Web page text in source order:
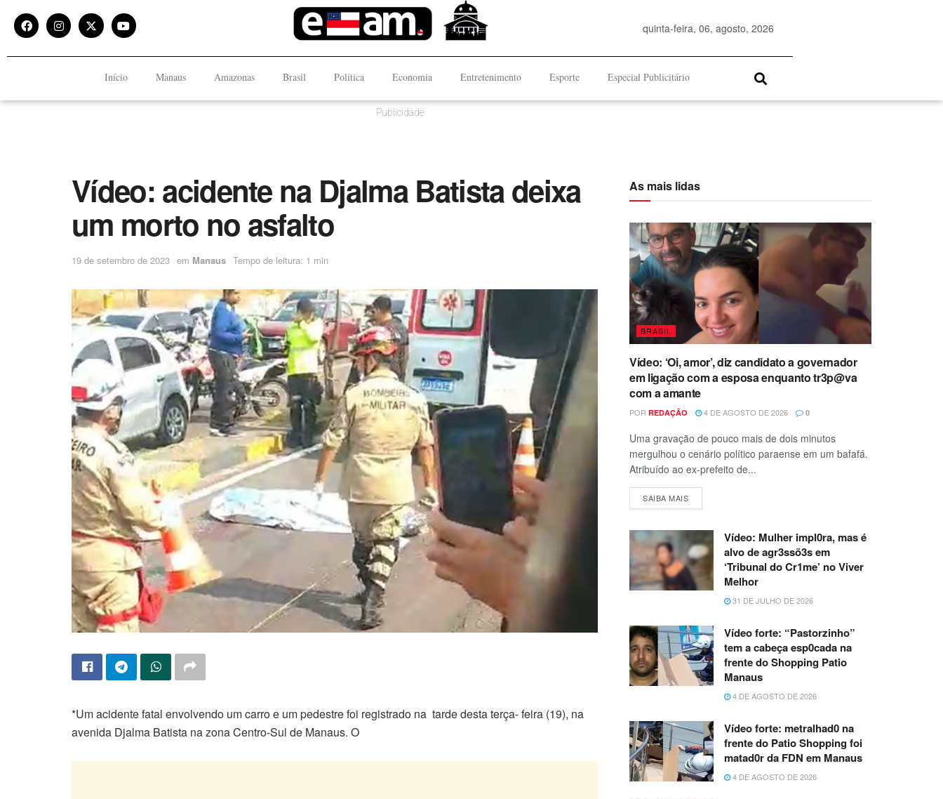
quinta-feira, 06, agosto, 2026
Início Manaus Amazonas Brasil Política Economia Entretenimento Esporte Especial Publicitário
Publicidade
Vídeo: acidente na Djalma Batista deixa
um morto no asfalto
19 de setembro de 2023 em Manaus Tempo de leitura: 1 min
*Um acidente fatal envolvendo um carro e um pedestre foi registrado na tarde desta terça- feira (19), na
avenida Djalma Batista na zona Centro-Sul de Manaus. O
As mais lidas
BRASIL
Vídeo: ‘Oi, amor’, diz candidato a governador
em ligação com a esposa enquanto tr3p@va
com a amante
POR REDAÇÃO 4 DE AGOSTO DE 2026 0
Uma gravação de pouco mais de dois minutos
mergulhou o cenário político paraense em um bafafá.
Atribuído ao ex-prefeito de...
SAIBA MAIS
Vídeo: Mulher impl0ra, mas é
alvo de agr3ssõ3s em
‘Tribunal do Cr1me’ no Viver
Melhor
31 DE JULHO DE 2026
Vídeo forte: “Pastorzinho”
tem a cabeça esp0cada na
frente do Shopping Patio
Manaus
4 DE AGOSTO DE 2026
Vídeo forte: metralhad0 na
frente do Patio Shopping foi
matad0r da FDN em Manaus
4 DE AGOSTO DE 2026